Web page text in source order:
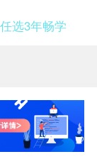
选3年畅学